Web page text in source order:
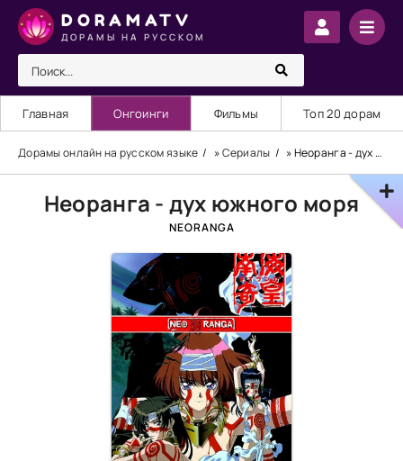
DORAMATV
ДОРАМЫ НА РУССКОМ
Главная Онгоинги Фильмы Топ 20 дорам
Дорамы онлайн на русском языке »Сериалы » Неоранга - дух южного моря
Неоранга - дух южного моря
NEORANGA